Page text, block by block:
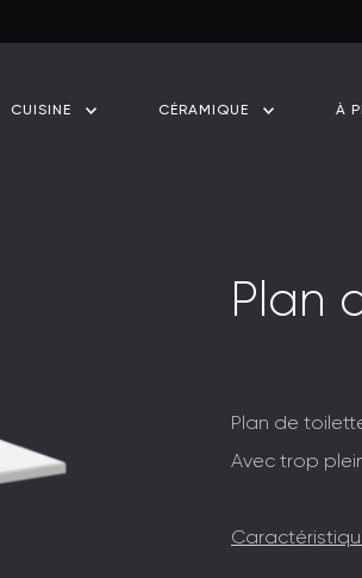
CUISINE CÉRAMIQUE À
Plan
Plan de
Avec trop